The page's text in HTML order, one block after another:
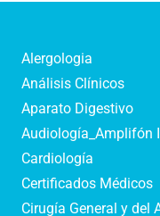
Alergologia
Análisis Clínicos
Aparato Digestivo
Audiología_Amplifón
Cardiología
Certificados Médicos
Cirugía General y del